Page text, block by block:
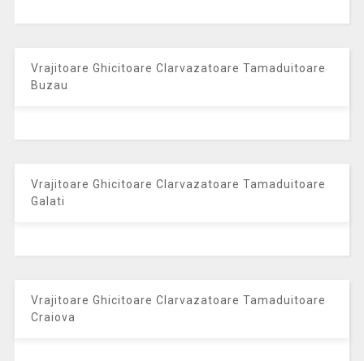
Vrajitoare Ghicitoare Clarvazatoare Tamaduitoare
Buzau
Vrajitoare Ghicitoare Clarvazatoare Tamaduitoare
Galati
Vrajitoare Ghicitoare Clarvazatoare Tamaduitoare
Craiova